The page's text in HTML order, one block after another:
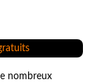
nombreux